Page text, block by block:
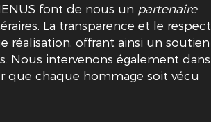
font de nous un partenaire
La transparence et le respect
réalisation, offrant ainsi un soutien
Nous intervenons également dans
que chaque hommage soit vécu